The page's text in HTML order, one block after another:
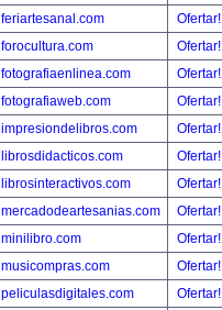
feriartesanal.com
forocultura.com
fotografiaenlinea.com
fotografiaweb.com
impresiondelibros.com
librosdidacticos.com
librosinteractivos.com
mercadodeartesanias.com
minilibro.com
musicompras.com
peliculasdigitales.com